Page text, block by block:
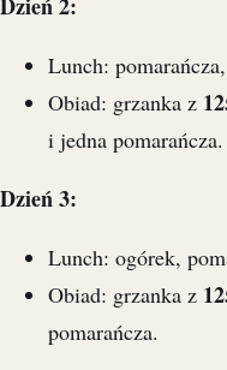
Lunch:
Obiad: grzanka z
i jedna pomarańcza.
Dzień 3:
Lunch: ogórek,
Obiad: grzanka z
pomarańcza.